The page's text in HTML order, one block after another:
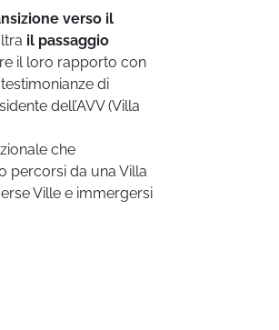
verso il
il passaggio
il loro rapporto con
di
dell’AVV (Villa
che
percorsi da una Villa
Ville e immergersi